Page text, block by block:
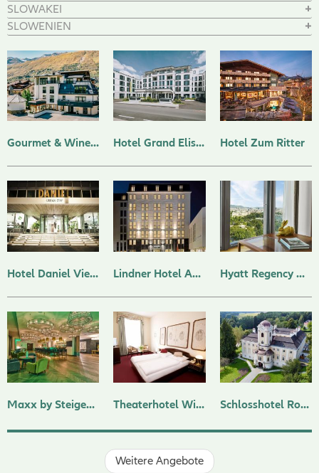
SLOWAKEI
SLOWENIEN
Gourmet & Wine Hotel Austria ****superior Hotel Grand Elisabeth Bad Ischl Hotel Zum Ritter
Hotel Daniel Vienna Lindner Hotel Am Belvedere Wien ****s Hyatt Regency Vienna
Maxx by Steigenberger Hotel Wien Theaterhotel Wien Schlosshotel Rosenau ****superior
Weitere Angebote